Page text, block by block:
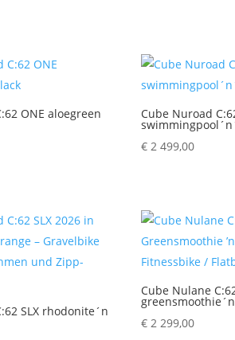
ONE aloegreen Cube Nuroad
€ 2 499,00
SLX rhodonite´n
Cube Nulane
€ 2 299,00